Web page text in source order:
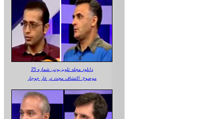
دانلود مجله تلویزیونی شماره 25
موضوع: اکتشاف مجدد در غار جوجار